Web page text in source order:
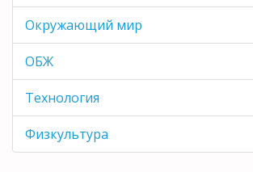
Окружающий мир
ОБЖ
Технология
Физкультура